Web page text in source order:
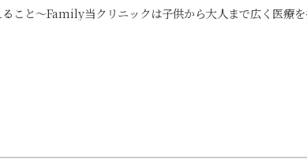
こと～Family当クリニックは子供から大人まで広く医療